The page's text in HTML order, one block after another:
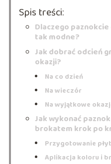
Spis treści:
Dlaczego
tak modne?
Jak dobrać odcień
okazji?
Na co dzień
Na wieczór
Na wyjątkowe
Jak wykonać
brokatem krok po
Przygotowanie
Aplikacja koloru i